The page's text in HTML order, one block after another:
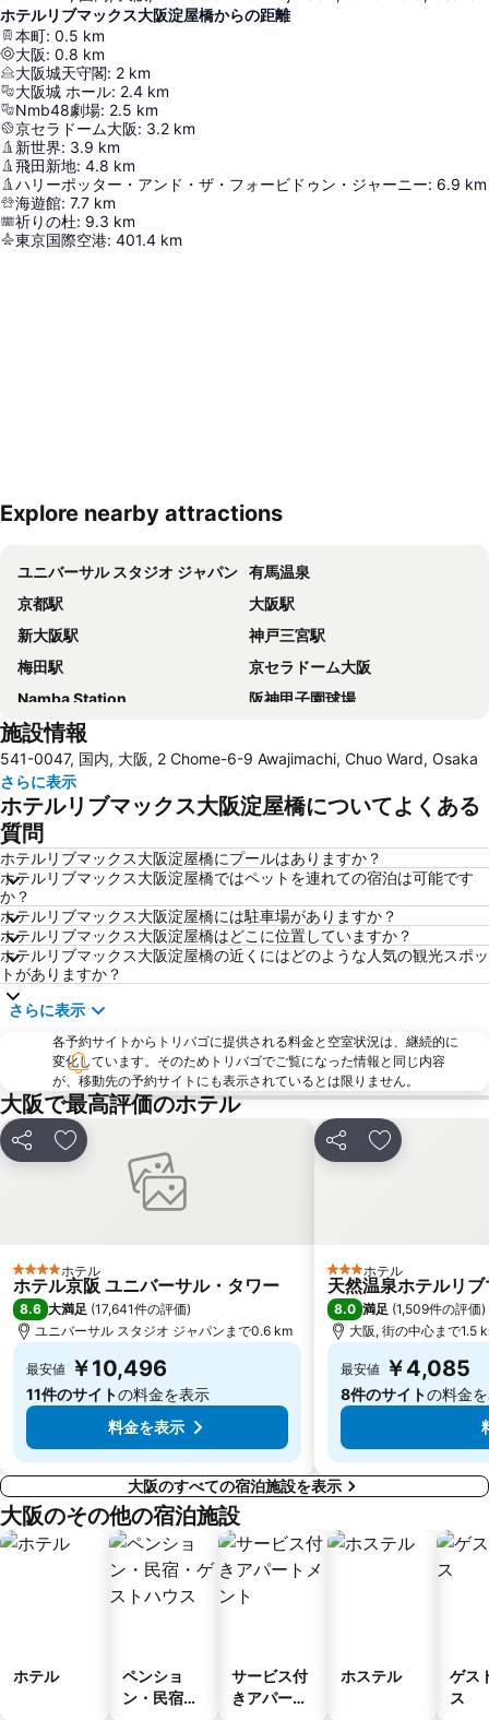
ホテルリブマックス大阪淀屋橋からの距離
本町: 0.5 km
大阪: 0.8 km
大阪城天守閣: 2 km
大阪城 ホール: 2.4 km
Nmb48劇場: 2.5 km
京セラドーム大阪: 3.2 km
新世界: 3.9 km
飛田新地: 4.8 km
ハリーポッター・アンド・ザ・フォービドゥン・ジャーニー: 6.9 km
海遊館: 7.7 km
祈りの杜: 9.3 km
東京国際空港: 401.4 km
地図を拡大
Explore nearby attractions
ユニバーサル スタジオ ジャパン 有馬温泉
京都駅
大阪駅
新大阪駅
神戸三宮駅
梅田駅
京セラドーム大阪
Namba Station
阪神甲子園球場
三宮駅
天王寺駅
大阪城ホール
奈良駅
心斎橋駅
弁天町駅
新神戸駅
心斎橋
本町駅
万博記念公園
西九条駅
長居陸上競技場
嵐山
四条駅
海遊館
河原町駅
神戸駅
Dotonbori
元町駅
大阪国際空港
尼崎駅
るり渓温泉
ワールド記念ホール
インテックス大阪
明石駅
伏見区
西成区
大阪城
道頓堀
施設情報
541-0047, 国内, 大阪, 2 Chome-6-9 Awajimachi, Chuo Ward, Osaka
さらに表示
ホテルリブマックス大阪淀屋橋についてよくある
質問
ホテルリブマックス大阪淀屋橋にプールはありますか？
ホテルリブマックス大阪淀屋橋ではペットを連れての宿泊は可能です
か？
ホテルリブマックス大阪淀屋橋には駐車場がありますか？
ホテルリブマックス大阪淀屋橋はどこに位置していますか？
ホテルリブマックス大阪淀屋橋の近くにはどのような人気の観光スポッ
トがありますか？
さらに表示
各予約サイトからトリバゴに提供される料金と空室状況は、継続的に
変化しています。そのためトリバゴでご覧になった情報と同じ内容
が、移動先の予約サイトにも表示されているとは限りません。
大阪で最高評価のホテル
シェア お気に入りに追加
4 ホテルのランク
ホテル
ホテル京阪 ユニバーサル・タワー
8.6 大満足 (17,641件の評価)
ユニバーサル スタジオ ジャパンまで0.6 km
最安値 ￥10,496
11件のサイトの料金を表示
料金を表示
シェア お気に入りに
3 ホテルのランク
ホテル
天然温泉ホテルリ
8.0 満足 (1,509件の評価)
大阪, 街の中心まで1.5
最安値 ￥4,085
8件のサイトの料金
大阪のすべての宿泊施設を表示
大阪のその他の宿泊施設
ホテル
ペンショ
ン・民宿・
サービス付
きアパート
ホステル
ゲス
ス